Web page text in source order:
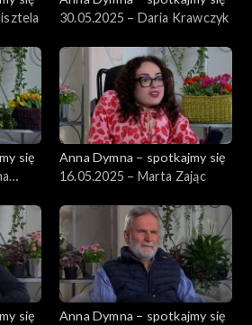
30.05.2025 – Daria Krawczyk
się
Anna Dymna – spotkajmy się
16.05.2025 – Marta Zając
się
Anna Dymna – spotkajmy się